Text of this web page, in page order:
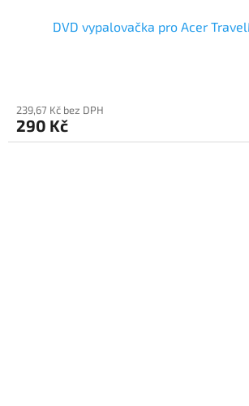
DVD vypalovačka pro Acer
239,67 Kč bez DPH
290 Kč